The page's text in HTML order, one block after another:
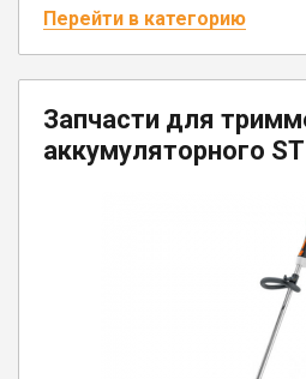
Перейти в категорию
Запчасти для
аккумуляторного